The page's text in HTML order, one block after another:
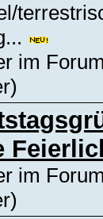
im
im